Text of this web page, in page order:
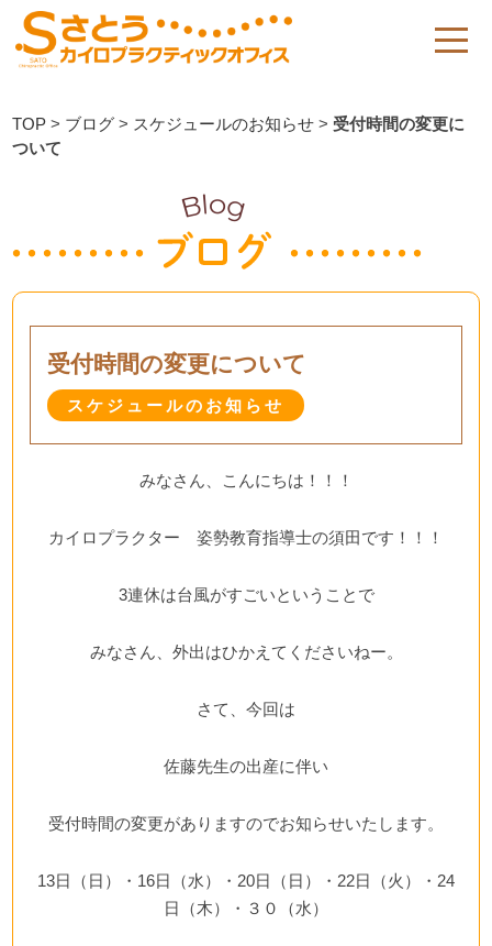
TOP > ブログ > スケジュールのお知らせ > 受付時間の変更に
ついて
受付時間の変更について
スケジュールのお知らせ
みなさん、こんにちは！！！
カイロプラクター 姿勢教育指導士の須田です！！！
3連休は台風がすごいということで
みなさん、外出はひかえてくださいねー。
さて、今回は
佐藤先生の出産に伴い
受付時間の変更がありますのでお知らせいたします。
13日（日）・16日（水）・20日（日）・22日（火）・24
日（木）・３０（水）